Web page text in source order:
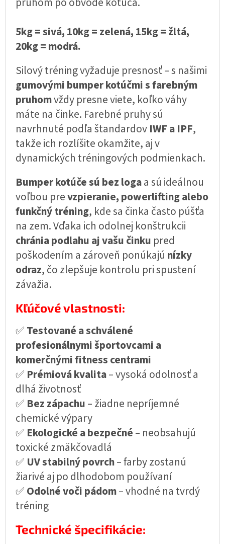
5kg = sivá, 10kg = zelená, 15kg = žltá,
20kg = modrá.
Silový tréning vyžaduje presnosť – s našimi
gumovými bumper kotúčmi s farebným
pruhomvždy presne viete, koľko váhy
máte na činke. Farebné pruhy sú
navrhnuté podľa štandardovIWF a IPF,
takže ich rozlíšite okamžite, aj v
dynamických tréningových podmienkach.
Bumper kotúče sú bez logaa sú ideálnou
voľbou prevzpieranie, powerlifting alebo
funkčný tréning, kde sa činka často púšťa
na zem. Vďaka ich odolnej konštrukcii
chránia podlahu aj vašu činku pred
poškodením a zároveň ponúkajú nízky
odraz, čo zlepšuje kontrolu pri spustení
závažia.
Kľúčové vlastnosti:
✅Testované a schválené
profesionálnymi športovcami a
komerčnými fitness centrami
✅ Prémiová kvalita– vysoká odolnosť a
dlhá životnosť
✅ Bez zápachu– žiadne nepríjemné
chemické výpary
✅ Ekologické a bezpečné– neobsahujú
toxické zmäkčovadlá
✅ UV stabilný povrch– farby zostanú
žiarivé aj po dlhodobom používaní
✅Odolné voči pádom– vhodné na tvrdý
tréning
Technické špecifikácie: